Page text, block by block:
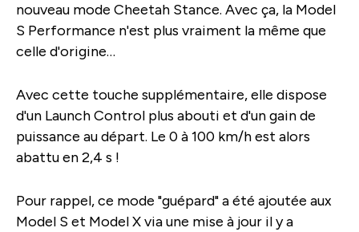
nouveau mode Cheetah Stance. Avec ça, la Model
S Performance n'est plus vraiment la même que
celle d'origine…
Avec cette touche supplémentaire, elle dispose
d'un Launch Control plus abouti et d'un gain de
puissance au départ. Le 0 à 100 km/h est alors
abattu en 2,4 s !
Pour rappel, ce mode "guépard" a été ajoutée aux
Model S et Model X via une mise à jour il y a